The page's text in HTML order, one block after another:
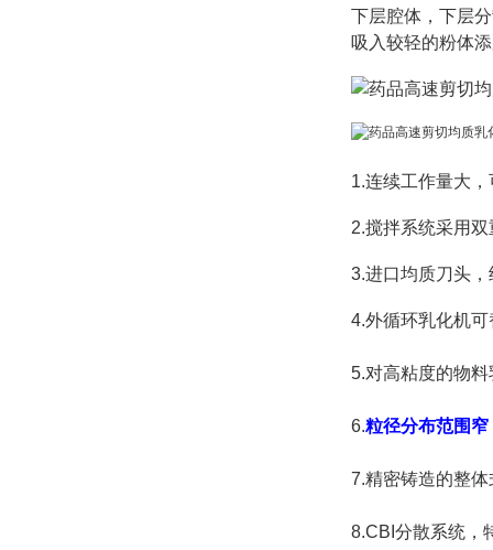
下层腔体，下层
吸入较轻的粉体
1.连续工作量大，
2.搅拌系统采用
3.进口均质刀头
4.外循环乳化机
5.对高粘度的物
6.粒径分布范围窄
7.精密铸造的整
8.CBI分散系统，